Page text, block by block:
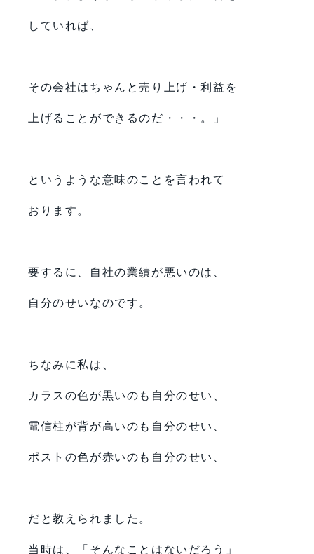
していれば、
その会社はちゃんと売り上げ・利益を
上げることができるのだ・・・。」
というような意味のことを言われて
おります。
要するに、自社の業績が悪いのは、
自分のせいなのです。
ちなみに私は、
カラスの色が黒いのも自分のせい、
電信柱が背が高いのも自分のせい、
ポストの色が赤いのも自分のせい、
だと教えられました。
当時は、「そんなことはないだろう」